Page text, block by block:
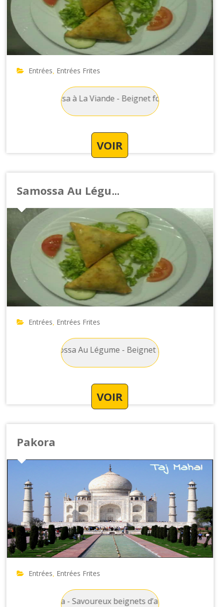
Entrées Entrées Frites
: Samossa à La Viande - Beignet fourré à la viande
VOIR
Samossa Au Légume
Entrées Entrées Frites
: Samossa Au Légume - Beignet fourré de pomme de
VOIR
Pakora
Entrées Entrées Frites
: Pakora - Savoureux beignets d’aubergine, d’oignon et